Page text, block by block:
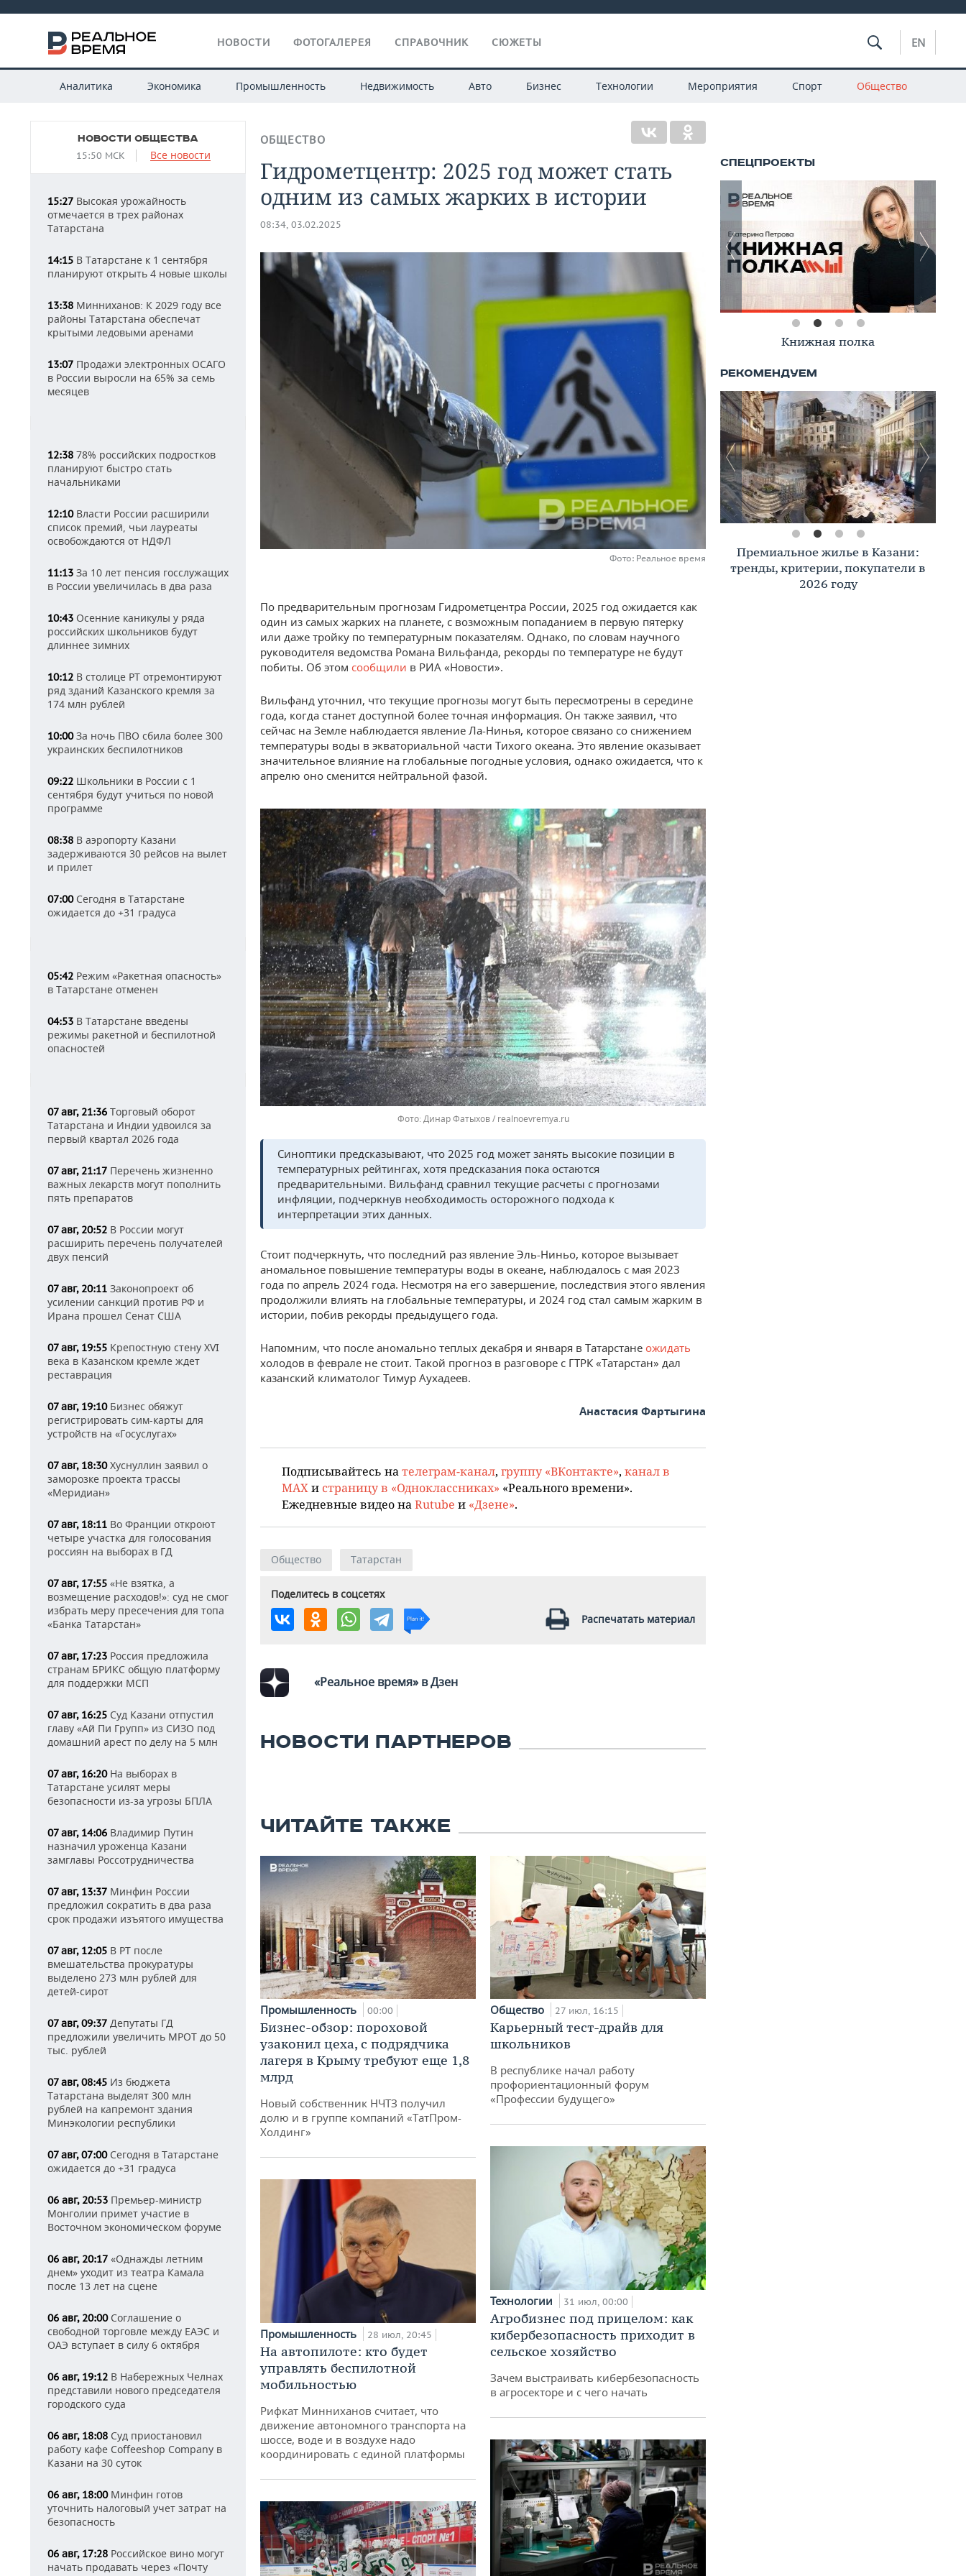
НОВОСТИ ФОТОГАЛЕРЕЯ СПРАВОЧНИК СЮЖЕТЫ EN
Аналитика Экономика Промышленность Недвижимость Авто Бизнес Технологии Мероприятия Спорт Общество
НОВОСТИ ОБЩЕСТВА
15:50 МСК Все новости
15:27 Высокая урожайность
отмечается в трех районах
Татарстана
14:15 В Татарстане к 1 сентября
планируют открыть 4 новые школы
13:38 Минниханов: К 2029 году все
районы Татарстана обеспечат
крытыми ледовыми аренами
13:07 Продажи электронных ОСАГО
в России выросли на 65% за семь
месяцев
12:38 78% российских подростков
планируют быстро стать
начальниками
12:10Власти России расширили
список премий, чьи лауреаты
освобождаются от НДФЛ
11:13 За 10 лет пенсия госслужащих
в России увеличилась в два раза
10:43 Осенние каникулы у ряда
российских школьников будут
длиннее зимних
10:12 В столице РТ отремонтируют
ряд зданий Казанского кремля за
174 млн рублей
10:00За ночь ПВО сбила более 300
украинских беспилотников
09:22 Школьники в России с 1
сентября будут учиться по новой
программе
08:38 В аэропорту Казани
задерживаются 30 рейсов на вылет
и прилет
07:00Сегодня в Татарстане
ожидается до +31 градуса
05:42 Режим «Ракетная опасность»
в Татарстане отменен
04:53 В Татарстане введены
режимы ракетной и беспилотной
опасностей
07 авг, 21:36 Торговый оборот
Татарстана и Индии удвоился за
первый квартал 2026 года
07 авг, 21:17 Перечень жизненно
важных лекарств могут пополнить
пять препаратов
07 авг, 20:52 В России могут
расширить перечень получателей
двух пенсий
07 авг, 20:11 Законопроект об
усилении санкций против РФ и
Ирана прошел Сенат США
07 авг, 19:55 Крепостную стену XVI
века в Казанском кремле ждет
реставрация
07 авг, 19:10Бизнес обяжут
регистрировать сим-карты для
устройств на «Госуслугах»
07 авг, 18:30Хуснуллин заявил о
заморозке проекта трассы
«Меридиан»
07 авг, 18:11 Во Франции откроют
четыре участка для голосования
россиян на выборах в ГД
07 авг, 17:55 «Не взятка, а
возмещение расходов!»: суд не смог
избрать меру пресечения для топа
«Банка Татарстан»
07 авг, 17:23 Россия предложила
странам БРИКС общую платформу
для поддержки МСП
07 авг, 16:25 Суд Казани отпустил
главу «Ай Пи Групп» из СИЗО под
домашний арест по делу на 5 млн
07 авг, 16:20На выборах в
Татарстане усилят меры
безопасности из-за угрозы БПЛА
07 авг, 14:06 Владимир Путин
назначил уроженца Казани
замглавы Россотрудничества
07 авг, 13:37 Минфин России
предложил сократить в два раза
срок продажи изъятого имущества
07 авг, 12:05 В РТ после
вмешательства прокуратуры
выделено 273 млн рублей для
детей-сирот
07 авг, 09:37 Депутаты ГД
предложили увеличить МРОТ до 50
тыс. рублей
07 авг, 08:45 Из бюджета
Татарстана выделят 300 млн
рублей на капремонт здания
Минэкологии республики
07 авг, 07:00Сегодня в Татарстане
ожидается до +31 градуса
06 авг, 20:53 Премьер-министр
Монголии примет участие в
Восточном экономическом форуме
06 авг, 20:17 «Однажды летним
днем» уходит из театра Камала
после 13 лет на сцене
06 авг, 20:00Соглашение о
свободной торговле между ЕАЭС и
ОАЭ вступает в силу 6 октября
06 авг, 19:12 В Набережных Челнах
представили нового председателя
городского суда
06 авг, 18:08 Суд приостановил
работу кафе Coffeeshop Company в
Казани на 30 суток
06 авг, 18:00Минфин готов
уточнить налоговый учет затрат на
безопасность
06 авг, 17:28 Российское вино могут
начать продавать через «Почту
ОБЩЕСТВО
Гидрометцентр: 2025 год может стать
одним из самых жарких в истории
08:34, 03.02.2025
Фото: Реальное время
По предварительным прогнозам Гидрометцентра России, 2025 год ожидается как
один из самых жарких на планете, с возможным попаданием в первую пятерку
или даже тройку по температурным показателям. Однако, по словам научного
руководителя ведомства Романа Вильфанда, рекорды по температуре не будут
побиты. Об этом сообщили в РИА «Новости».
Вильфанд уточнил, что текущие прогнозы могут быть пересмотрены в середине
года, когда станет доступной более точная информация. Он также заявил, что
сейчас на Земле наблюдается явление Ла-Нинья, которое связано со снижением
температуры воды в экваториальной части Тихого океана. Это явление оказывает
значительное влияние на глобальные погодные условия, однако ожидается, что к
апрелю оно сменится нейтральной фазой.
Динар Фатыхов / realnoevremya.ru
Синоптики предсказывают, что 2025 год может занять высокие позиции в
температурных рейтингах, хотя предсказания пока остаются
предварительными. Вильфанд сравнил текущие расчеты с прогнозами
инфляции, подчеркнув необходимость осторожного подхода к
интерпретации этих данных.
Стоит подчеркнуть, что последний раз явление Эль-Ниньо, которое вызывает
аномальное повышение температуры воды в океане, наблюдалось с мая 2023
года по апрель 2024 года. Несмотря на его завершение, последствия этого явления
продолжили влиять на глобальные температуры, и 2024 год стал самым жарким в
истории, побив рекорды предыдущего года.
Напомним, что после аномально теплых декабря и января в Татарстане ожидать
холодов в феврале не стоит. Такой прогноз в разговоре с ГТРК «Татарстан» дал
казанский климатолог Тимур Аухадеев.
Анастасия Фартыгина
Подписывайтесь на телеграм-канал, группу «ВКонтакте», канал в
MAX и страницу в «Одноклассниках» «Реального времени».
Ежедневные видео на Rutube и «Дзене».
Общество Татарстан
Поделитесь в соцсетях
Распечатать материал
«Реальное время» в Дзен
НОВОСТИ ПАРТНЕРОВ
ЧИТАЙТЕ ТАКЖЕ
Промышленность 00:00
Бизнес-обзор: пороховой
узаконил цеха, с подрядчика
лагеря в Крыму требуют еще 1,8
млрд
Новый собственник НЧТЗ получил
долю и в группе компаний «ТатПром-
Холдинг»
Промышленность 28 июл, 20:45
На автопилоте: кто будет
управлять беспилотной
мобильностью
Рифкат Минниханов считает, что
движение автономного транспорта на
шоссе, воде и в воздухе надо
координировать с единой платформы
Общество 27 июл, 16:15
Карьерный тест-драйв для
школьников
В республике начал работу
профориентационный форум
«Профессии будущего»
Технологии 31 июл, 00:00
Агробизнес под прицелом: как
кибербезопасность приходит в
сельское хозяйство
Зачем выстраивать кибербезопасность
в агросекторе и с чего начать
Книжная полка
Премиальное жилье в Казани:
тренды, критерии, покупатели в
2026 году